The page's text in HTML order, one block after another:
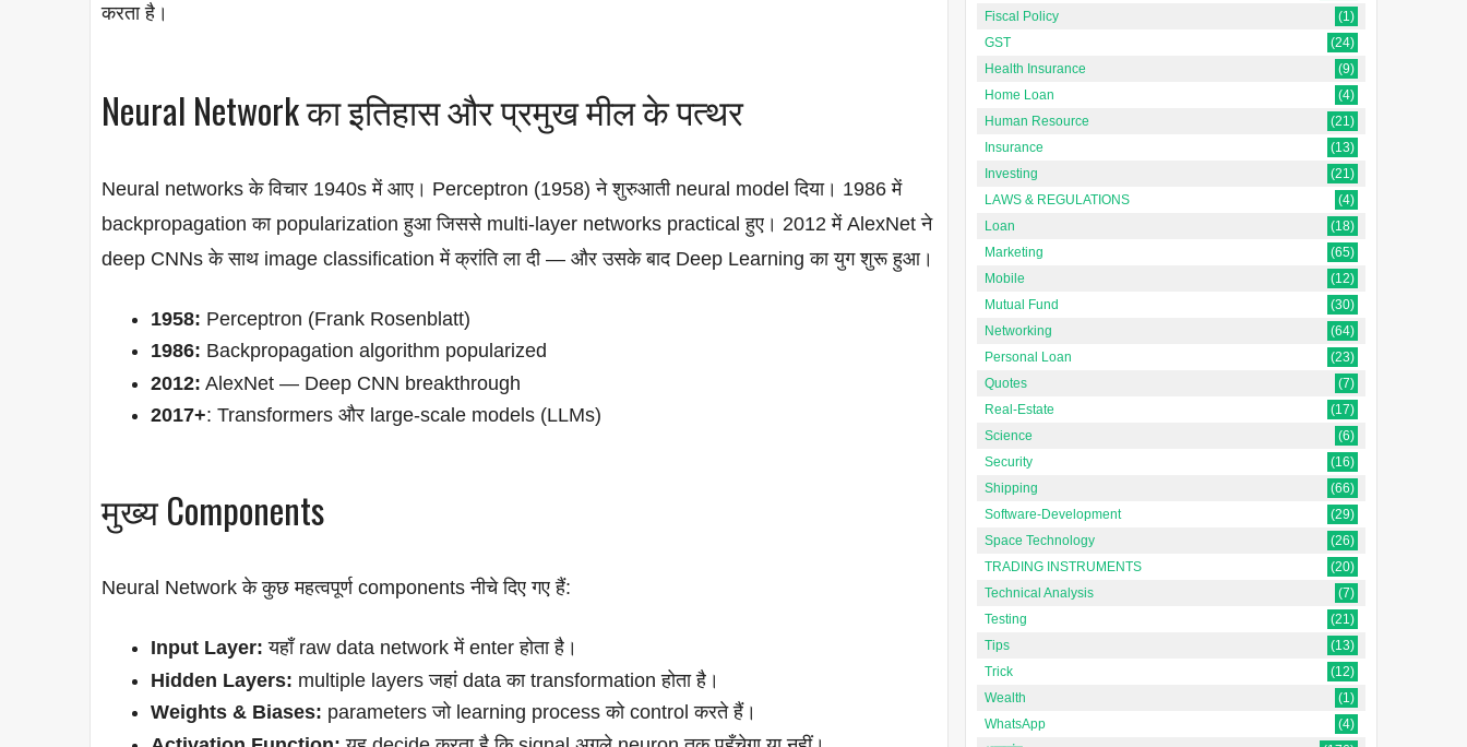
करता है।
Neural Network का इतिहास और प्रमुख मील के पत्थर
Neural networks के विचार 1940s में आए। Perceptron (1958) ने शुरुआती neural model दिया। 1986 में
backpropagation का popularization हुआ जिससे multi-layer networks practical हुए। 2012 में AlexNet ने
deep CNNs के साथ image classification में क्रांति ला दी — और उसके बाद Deep Learning का युग शुरू हुआ।
1958: Perceptron (Frank Rosenblatt)
1986: Backpropagation algorithm popularized
2012: AlexNet — Deep CNN breakthrough
2017+: Transformers और large-scale models (LLMs)
मुख्य Components
Neural Network के कुछ महत्वपूर्ण components नीचे दिए गए हैं:
Input Layer: यहाँ raw data network में enter होता है।
Hidden Layers: multiple layers जहां data का transformation होता है।
Weights & Biases: parameters जो learning process को control करते हैं।
Fiscal Policy
(1)
GST
(24)
Health Insurance
(9)
Home Loan
(4)
Human Resource
(21)
Insurance
(13)
Investing
(21)
LAWS & REGULATIONS
(4)
Loan
(18)
Marketing
(65)
Mobile
(12)
Mutual Fund
(30)
Networking
(64)
Personal Loan
(23)
Quotes
(7)
Real-Estate
(17)
Science
(6)
Security
(16)
Shipping
(66)
Software-Development
(29)
Space Technology
(26)
TRADING INSTRUMENTS
(20)
Technical Analysis
(7)
Testing
(21)
Tips
(13)
Trick
(12)
Wealth
(1)
WhatsApp
(4)